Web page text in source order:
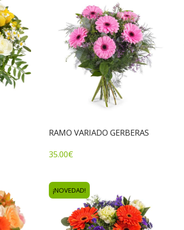
RAMO VARIADO GERBERAS
35.00€
¡NOVEDAD!